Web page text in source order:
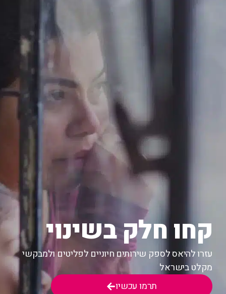
קחו חלק בשינוי
עזרו להיאס לספק שירותים חיוניים לפליטים ולמבקשי
מקלט בישראל
תרמו עכשיו